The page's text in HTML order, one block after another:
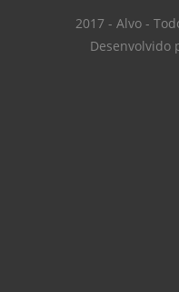
2017 - Alvo -
Desenvolvido